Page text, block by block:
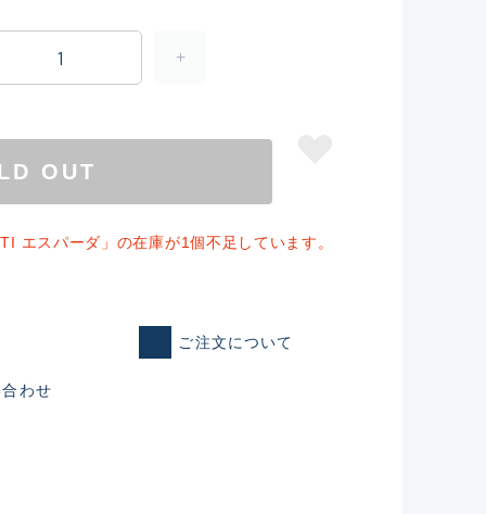
れた未使用
OUT
エスパーダ」の在庫が1個不足しています。
ご注文について
わせ